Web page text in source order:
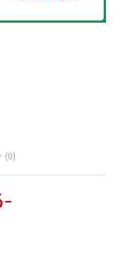
(0)